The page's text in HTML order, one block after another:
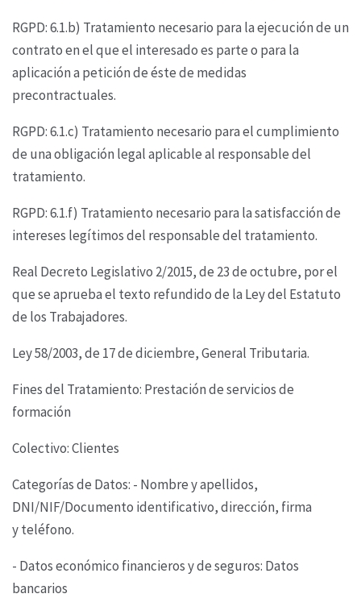
RGPD: 6.1.b) Tratamiento necesario para la ejecución de un
contrato en el que el interesado es parte o para la
aplicación a petición de éste de medidas
precontractuales.
RGPD: 6.1.c) Tratamiento necesario para el cumplimiento
de una obligación legal aplicable al responsable del
tratamiento.
RGPD: 6.1.f) Tratamiento necesario para la satisfacción de
intereses legítimos del responsable del tratamiento.
Real Decreto Legislativo 2/2015, de 23 de octubre, por el
que se aprueba el texto refundido de la Ley del Estatuto
de los Trabajadores.
Ley 58/2003, de 17 de diciembre, General Tributaria.
Fines del Tratamiento: Prestación de servicios de
formación
Colectivo: Clientes
Categorías de Datos: - Nombre y apellidos,
DNI/NIF/Documento identificativo, dirección, firma
yteléfono.
- Datos económico financieros y de seguros: Datos
bancarios